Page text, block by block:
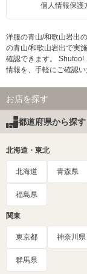
個人情報保護
洋服の青山/和歌山岩出
の青山/和歌山岩出で実
確認できます。 Shufoo!
情報を、手軽にご確認
お店を探す
都道府県から探す
北海道・東北
北海道 青森県
福島県
関東
東京都 神奈川県
群馬県